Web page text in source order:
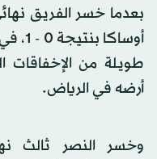
طويلة من الإخفاقات
أرضه في الرياض.
وخسر النصر ثالث